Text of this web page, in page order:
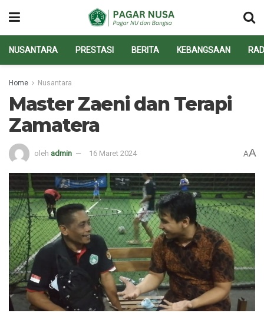
NUSANTARA PRESTASI BERITA KEBANGSAAN
Home Nusantara
Master Zaeni dan Terapi
Zamatera
oleh admin 16 Maret 2024 AA